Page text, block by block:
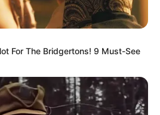
For The Bridgertons! 9 Must-See